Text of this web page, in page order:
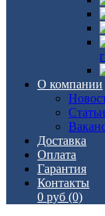
О компании
Статьи
Доставка
Оплата
Гарантия
Контакты
0 руб (0)